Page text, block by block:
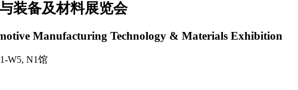
装备及材料展览会
Manufacturing Technology & Materials Exhibition
W5, N1馆